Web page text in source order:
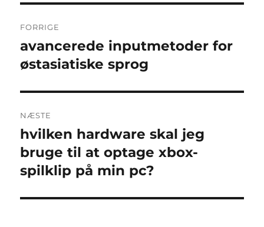
FORRIGE
Forrige
indlæg:
avancerede inputmetoder for
østasiatiske sprog
NÆSTE
Næste
indlæg:
hvilken hardware skal jeg
bruge til at optage xbox-
spilklip på min pc?